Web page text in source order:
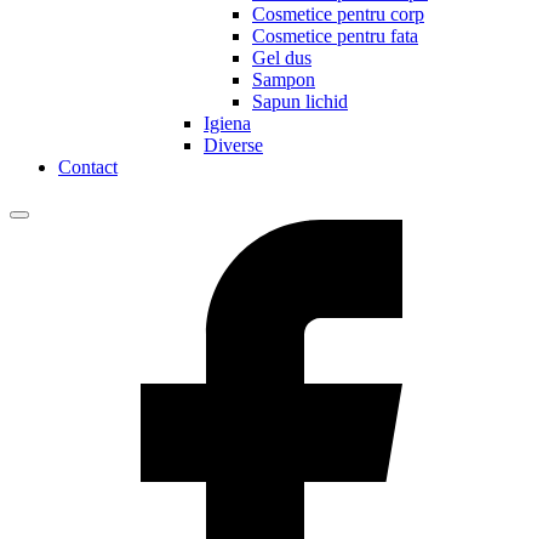
Cosmetice pentru corp
Cosmetice pentru fata
Gel dus
Sampon
Sapun lichid
Igiena
Diverse
Contact